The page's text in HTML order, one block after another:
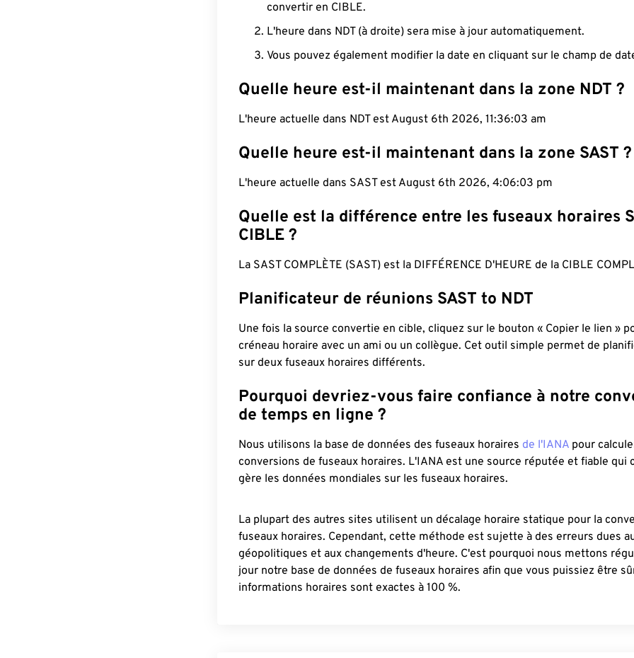
convertir en CIBLE.
L'heure dans NDT (à droite) sera mise à jour automatiquement.
Vous pouvez également modifier la date en cliquant sur le champ de
Quelle heure est-il maintenant dans la zone NDT ?
L'heure actuelle dans NDT est August 6th 2026, 11:36:04 am
Quelle heure est-il maintenant dans la zone SAST ?
L'heure actuelle dans SAST est August 6th 2026, 4:06:04 pm
Quelle est la différence entre les fuseaux horaires
CIBLE ?
La SAST COMPLÈTE (SAST) est la DIFFÉRENCE D'HEURE de la CIBLE
Planificateur de réunions SAST to NDT
Une fois la source convertie en cible, cliquez sur le bouton « Copier le lien »
créneau horaire avec un ami ou un collègue. Cet outil simple permet de
sur deux fuseaux horaires différents.
Pourquoi devriez-vous faire confiance à notre
de temps en ligne ?
Nous utilisons la base de données des fuseaux horaires de l'IANA pour
conversions de fuseaux horaires. L'IANA est une source réputée et fiable qui
gère les données mondiales sur les fuseaux horaires.
La plupart des autres sites utilisent un décalage horaire statique pour la
fuseaux horaires. Cependant, cette méthode est sujette à des erreurs dues
géopolitiques et aux changements d'heure. C'est pourquoi nous mettons
jour notre base de données de fuseaux horaires afin que vous puissiez être
informations horaires sont exactes à 100 %.